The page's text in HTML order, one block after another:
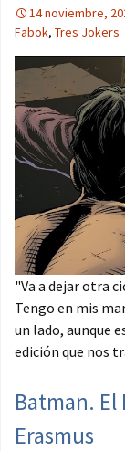
14 noviembre,
Fabok, Tres Jokers
"Va a dejar otra
Tengo en mis
un lado, aunque
edición que nos
Batman.
Erasmus